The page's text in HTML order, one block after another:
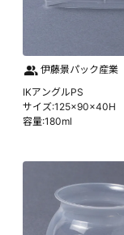
伊藤景パック産業
IKアングルPS
サイズ:125×90×40H
容量:180ml